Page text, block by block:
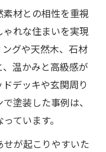
材との相性を重視
れな住まいを実現
グや天然木、石材
温かみと高級感が
デッキや玄関周り
塗装した事例は、
ています。
が起こりやすいた